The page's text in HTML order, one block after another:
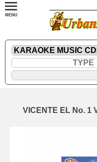
VICENTE EL No. 1